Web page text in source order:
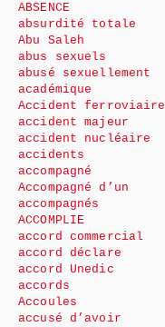
ABSENCE
absurdité totale
Abu Saleh
abus sexuels
abusé sexuellement
académique
Accident ferroviaire
accident majeur
accident nucléaire
accidents
accompagné
Accompagné d’un
accompagnés
ACCOMPLIE
accord commercial
accord déclare
accord Unedic
accords
Accoules
accusé d’avoir